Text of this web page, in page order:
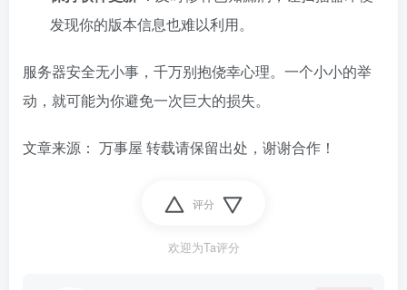
发现你的版本信息也难以利用。
服务器安全无小事，千万别抱侥幸心理。一个小小的举
动，就可能为你避免一次巨大的损失。
文章来源： 万事屋 转载请保留出处，谢谢合作！
评分
欢迎为Ta评分